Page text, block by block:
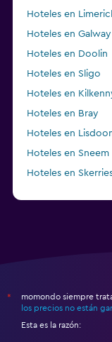
Hoteles en
Hoteles en Galway
Hoteles en Doolin
Hoteles en Sligo
Hoteles en
Hoteles en Bray
Hoteles en
Hoteles en Sneem
Hoteles en
*
momondo siempre
los precios no están
Esta es la razón: